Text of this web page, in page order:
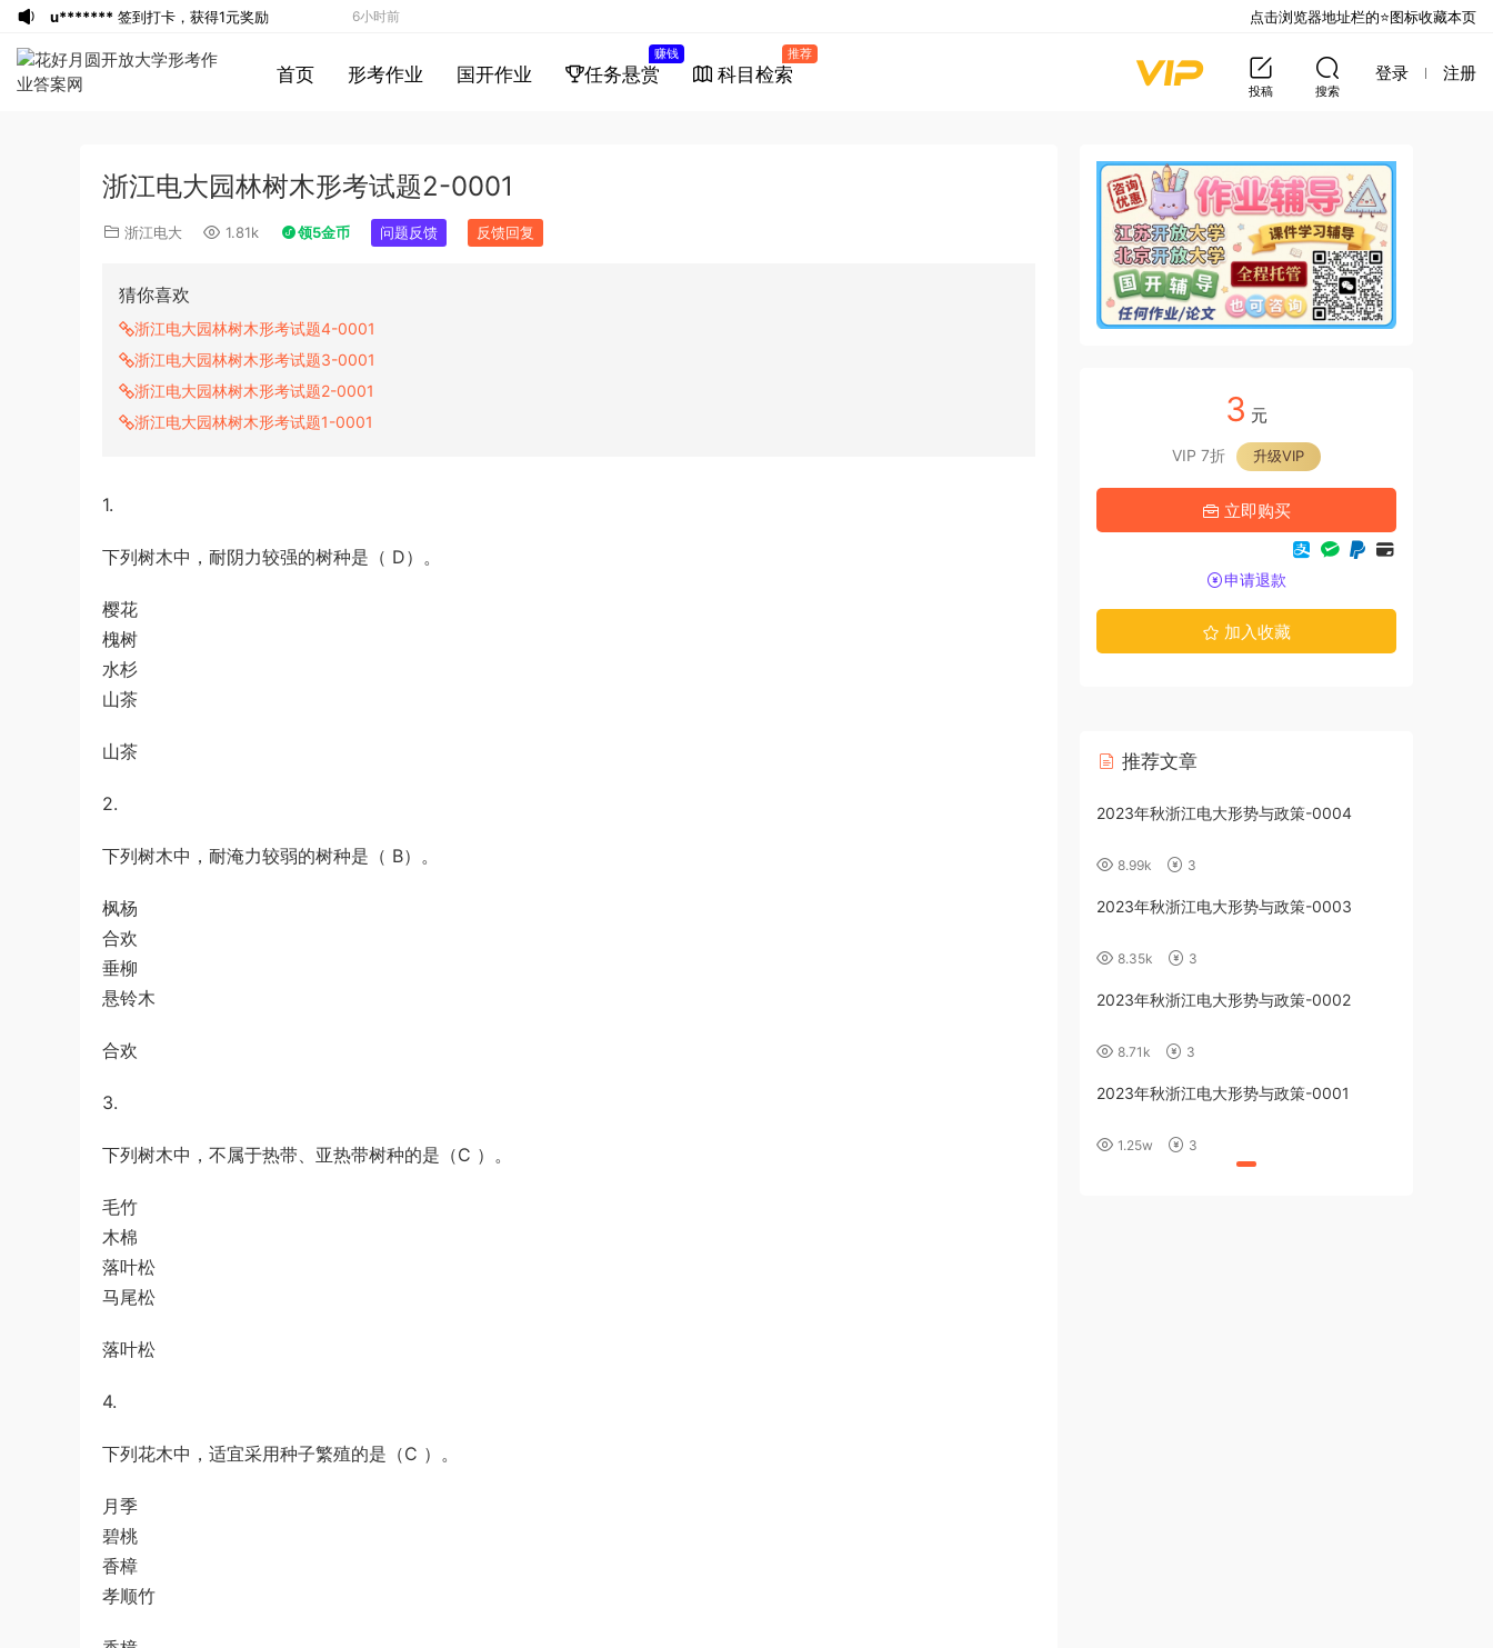
首页 形考作业 国开作业 任务悬赏
赚钱
科目检索
推荐
投稿 搜索
登录 注册
浙江电大园林树木形考试题2-0001
浙江电大 1.81k 领5金币 问题反馈 反馈回复
猜你喜欢
浙江电大园林树木形考试题4-0001
浙江电大园林树木形考试题3-0001
浙江电大园林树木形考试题2-0001
浙江电大园林树木形考试题1-0001
1.
下列树木中，耐阴力较强的树种是（ D）。
樱花
槐树
水杉
山茶
山茶
2.
下列树木中，耐淹力较弱的树种是（ B）。
枫杨
合欢
垂柳
悬铃木
合欢
3.
下列树木中，不属于热带、亚热带树种的是（C ）。
毛竹
木棉
落叶松
马尾松
落叶松
4.
下列花木中，适宜采用种子繁殖的是（C ）。
月季
碧桃
香樟
孝顺竹
3 元
VIP 7折 升级VIP
立即购买
申请退款
加入收藏
推荐文章
2023年秋浙江电大形势与政策-0004
8.99k 3
2023年秋浙江电大形势与政策-0003
8.35k 3
2023年秋浙江电大形势与政策-0002
8.71k 3
2023年秋浙江电大形势与政策-0001
1.25w 3
u******* 签到打卡，获得1元奖励 6小时前
游客下载了资源2019年广东公务员考试
《行测》真题（县级）答案及解析
游客下载了资源
2004年广东公务员考试
7小时前
創意、健康與生產力的最高生活法
從起床到就寢，用大腦喜歡的模式，活出
u*******购买了资源順著大腦來生活：
7小时前
7小时前
7小时前
加入了本站
下载了资源2015年黑龙江省公务员
录用考试《行测》真题（公检法卷）答案
3小时前
登录了本站 4小时前
登录了本站 4小时前
a*******
点击浏览器地址栏的⭐图标收藏本页